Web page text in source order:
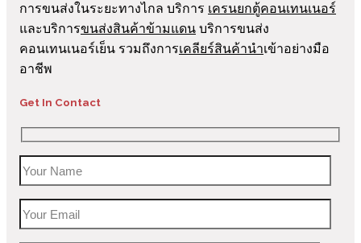
การขนส่งในระยะทางไกล บริการ เครนยกตู้คอนเทนเนอร์
และบริการขนส่งสินค้าข้ามแดน บริการขนส่ง
คอนเทนเนอร์เย็น รวมถึงการเคลียร์สินค้านำเข้าอย่างมือ
อาชีพ
Get In Contact